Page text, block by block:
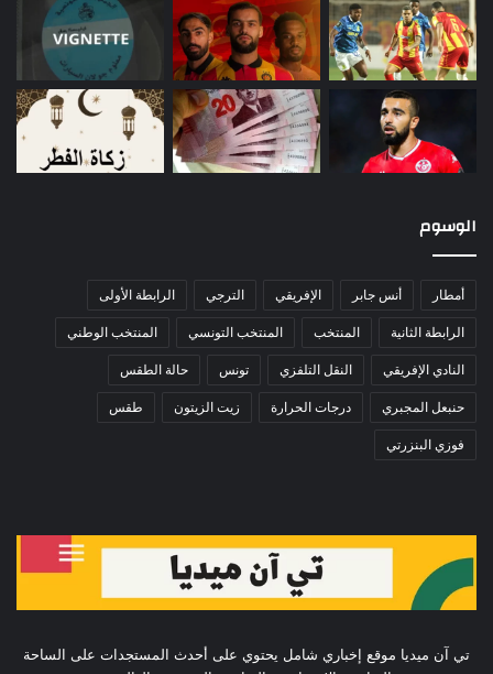
الوسوم
أمطار أنس جابر الإفريقي الترجي الرابطة الأولى
الرابطة الثانية المنتخب المنتخب التونسي المنتخب الوطني
النادي الإفريقي النقل التلفزي تونس حالة الطقس
حنبعل المجبري درجات الحرارة زيت الزيتون طقس
فوزي البنزرتي
تي آن ميديا موقع إخباري شامل يحتوي على أحدث المستجدات على الساحة